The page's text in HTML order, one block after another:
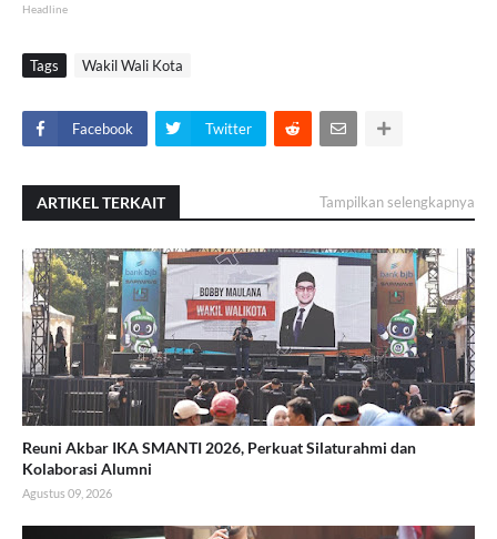
Headline
Tags Wakil Wali Kota
Facebook Twitter
ARTIKEL TERKAIT Tampilkan selengkapnya
Reuni Akbar IKA SMANTI 2026, Perkuat Silaturahmi dan
Kolaborasi Alumni
Agustus 09, 2026